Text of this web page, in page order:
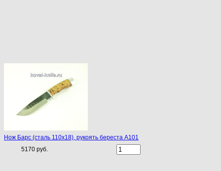
Нож Барс (сталь 110х18), рукоять береста A101
5170 руб.